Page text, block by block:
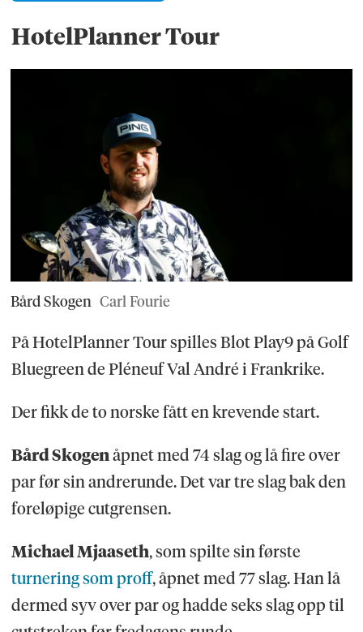
HotelPlanner Tour
Bård Skogen Carl Fourie
På HotelPlanner Tour spilles Blot Play9 på Golf
Bluegreen de Pléneuf Val André i Frankrike.
Der fikk de to norske fått en krevende start.
Bård Skogenåpnet med 74 slag og lå fire over
par før sin andrerunde. Det var tre slag bak den
foreløpige cutgrensen.
Michael Mjaaseth, som spilte sin første
turnering som proff, åpnet med 77 slag. Han lå
dermed syv over par og hadde seks slag opp til